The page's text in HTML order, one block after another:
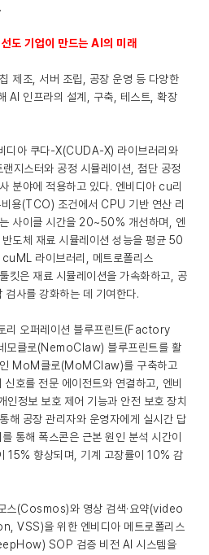
도 기업이 만드는 AI의 미래
제조, 서버 조립, 공장 운영 등 다양한
AI 인프라의 설계, 구축, 테스트, 확장
디아 쿠다-X(CUDA-X) 라이브러리와
지스터와 공정 시뮬레이션, 첨단 공정
분야에 적용하고 있다. 엔비디아 cu리
용(TCO) 조건에서 CPU 기반 연산 리
사이클 시간을 20~50% 개선하며, 엔
도체 재료 시뮬레이션 성능을 평균 50
라이브러리, 메트로폴리스
은 재료 시뮬레이션을 가속화하고, 공
사를 강화하는 데 기여한다.
리 오퍼레이션 블루프린트(Factory
클로(NemoClaw) 블루프린트를 활
인 MoM클로(MoMClaw)를 구축하고
호를 전문 에이전트와 연결하고, 엔비
정보 보호 제어 기능과 안전 보호 장치
해 공장 관리자와 운영자에게 실시간 답
통해 폭스콘은 근본 원인 분석 시간이
15% 향상되며, 기계 고장률이 10% 감
스(Cosmos)와 영상 검색·요약(video
을 위한 엔비디아 메트로폴리스
SOP 검증 비전 AI 시스템을